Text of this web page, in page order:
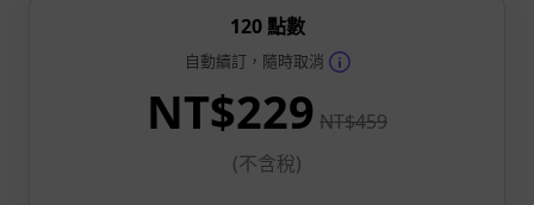
120 點數
自動續訂，隨時取消
NT$229 NT$459
(不含稅)